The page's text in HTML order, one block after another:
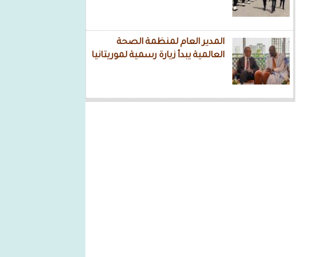
المدير العام لمنظمة الصحة
العالمية يبدأ زيارة رسمية لموريتانيا